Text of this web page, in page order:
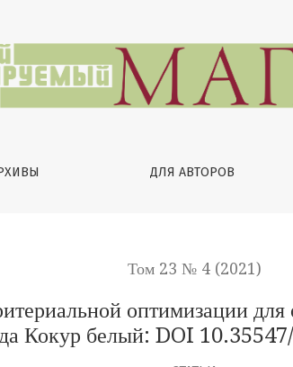
для отбора протоклонов в
ДЛЯ АВТОРОВ
Том 23 № 4 (2021)
оптимизации для
Кокур белый: DOI